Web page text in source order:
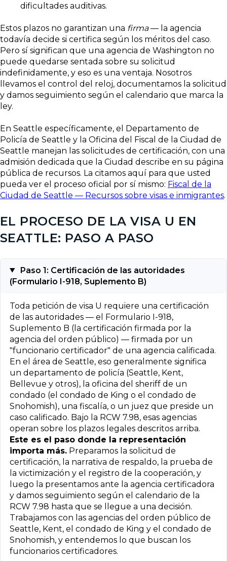
dificultades auditivas.
Estos plazos no garantizan una firma— la agencia
todavía decide si certifica según los méritos del caso.
Pero sí significan que una agencia de Washington no
puede quedarse sentada sobre su solicitud
indefinidamente, y eso es una ventaja. Nosotros
llevamos el control del reloj, documentamos la solicitud
y damos seguimiento según el calendario que marca la
ley.
En Seattle específicamente, el Departamento de
Policía de Seattle y la Oficina del Fiscal de la Ciudad de
Seattle manejan las solicitudes de certificación, con una
admisión dedicada que la Ciudad describe en su página
pública de recursos. La citamos aquí para que usted
pueda ver el proceso oficial por sí mismo: Fiscal de la
Ciudad de Seattle — Recursos sobre visas e inmigrantes.
EL PROCESO DE LA VISA U EN
SEATTLE: PASO A PASO
Paso 1: Certificación de las autoridades
(Formulario I-918, Suplemento B)
Toda petición de visa U requiere una certificación
de las autoridades — el Formulario I-918,
Suplemento B (la certificación firmada por la
agencia del orden público) — firmada por un
"funcionario certificador" de una agencia calificada.
En el área de Seattle, eso generalmente significa
un departamento de policía (Seattle, Kent,
Bellevue y otros), la oficina del sheriff de un
condado (el condado de King o el condado de
Snohomish), una fiscalía, o un juez que preside un
caso calificado. Bajo la RCW 7.98, esas agencias
operan sobre los plazos legales descritos arriba.
Este es el paso donde la representación
importa más. Preparamos la solicitud de
certificación, la narrativa de respaldo, la prueba de
la victimización y el registro de la cooperación, y
luego la presentamos ante la agencia certificadora
y damos seguimiento según el calendario de la
RCW 7.98 hasta que se llegue a una decisión.
Trabajamos con las agencias del orden público de
Seattle, Kent, el condado de King y el condado de
Snohomish, y entendemos lo que buscan los
funcionarios certificadores.